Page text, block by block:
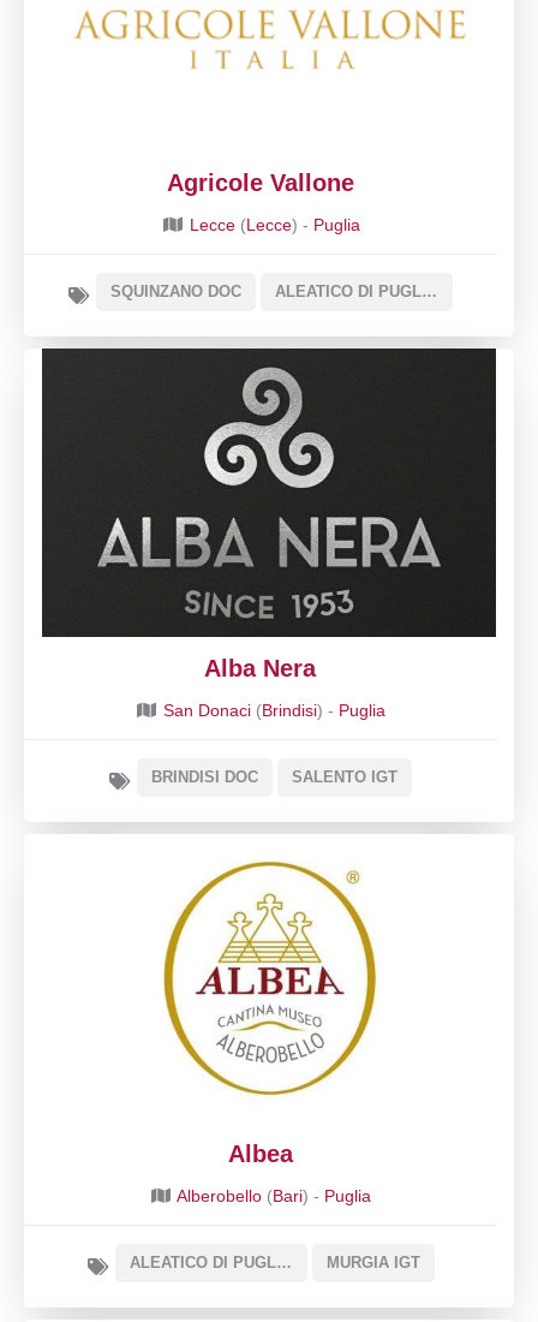
Agricole Vallone
Lecce(Lecce) - Puglia
SQUINZANO DOC ALEATICO DI PUGLIA DOC
Alba Nera
San Donaci (Brindisi) - Puglia
BRINDISI DOC SALENTO IGT
Albea
Alberobello (Bari) - Puglia
ALEATICO DI PUGLIA DOC MURGIA IGT